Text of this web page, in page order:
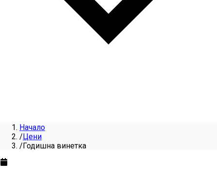
Начало
/Цени
/Годишна винетка